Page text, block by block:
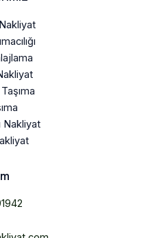
Nakliyat